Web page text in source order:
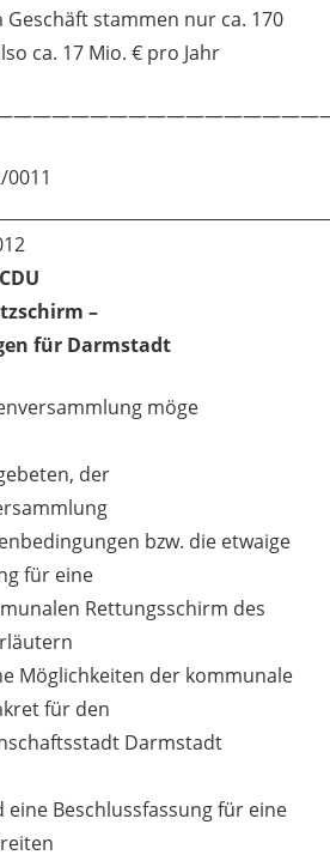
stammen nur ca. 170
ca. 17 Mio. € pro Jahr
0011
–
für Darmstadt
möge
der
bzw. die etwaige
für eine
Rettungsschirm des
Möglichkeiten der kommunale
für den
Darmstadt
Beschlussfassung für eine